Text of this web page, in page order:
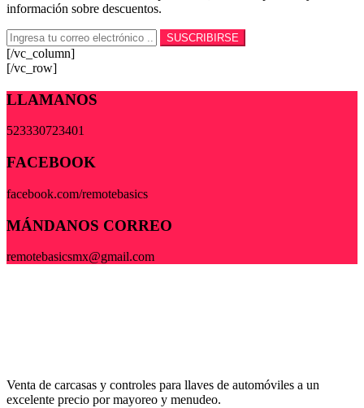
información sobre descuentos.
[/vc_column]
[/vc_row]
LLAMANOS
523330723401
FACEBOOK
facebook.com/remotebasics
MÁNDANOS CORREO
remotebasicsmx@gmail.com
Venta de carcasas y controles para llaves de automóviles a un
excelente precio por mayoreo y menudeo.